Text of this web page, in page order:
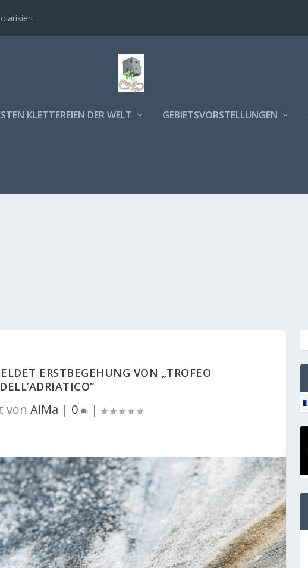
KLETTEREIEN DER WELT GEBIETSVORSTELLUNGEN
ERSTBEGEHUNG VON „TROFEO
DELL’ADRIATICO“
von AlMa | 0 |